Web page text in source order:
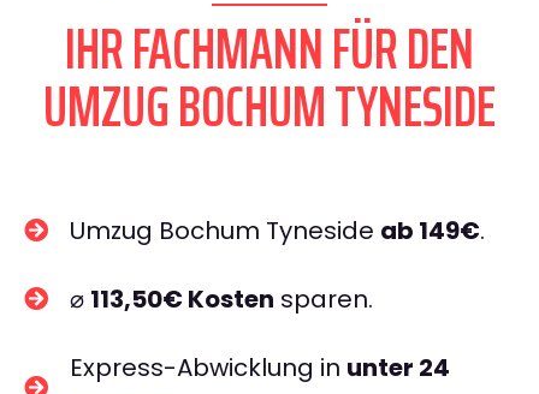
IHR FACHMANN FÜR DEN
UMZUG BOCHUM TYNESIDE
Umzug Bochum Tyneside ab 149€.
⌀ 113,50€ Kosten sparen.
Express-Abwicklung in unter 24